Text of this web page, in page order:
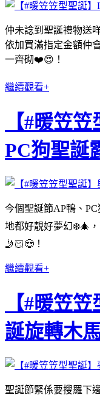
仲未諗到聖誕禮物送
依加買滿指定金額仲
一齊砌❤️😍！
繼續觀看+
【#暖笠
PC狗聖誕
今個聖誕節AP鴨、
地都好靚好夢幻❄️🎄
🤳🏻😍！
繼續觀看+
【#暖笠
誕旋轉木
聖誕節緊係要搜羅下